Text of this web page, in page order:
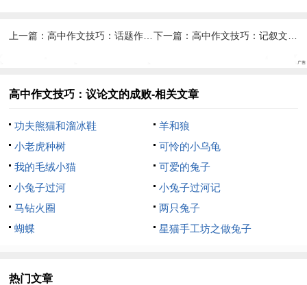
上一篇：高中作文技巧：话题作文的开放性与限制性 下一篇： 高中作文技巧：记叙文重审题
高中作文技巧：议论文的成败-相关文章
功夫熊猫和溜冰鞋
羊和狼
小老虎种树
可怜的小乌龟
我的毛绒小猫
可爱的兔子
小兔子过河
小兔子过河记
马钻火圈
两只兔子
蝴蝶
星猫手工坊之做兔子
热门文章